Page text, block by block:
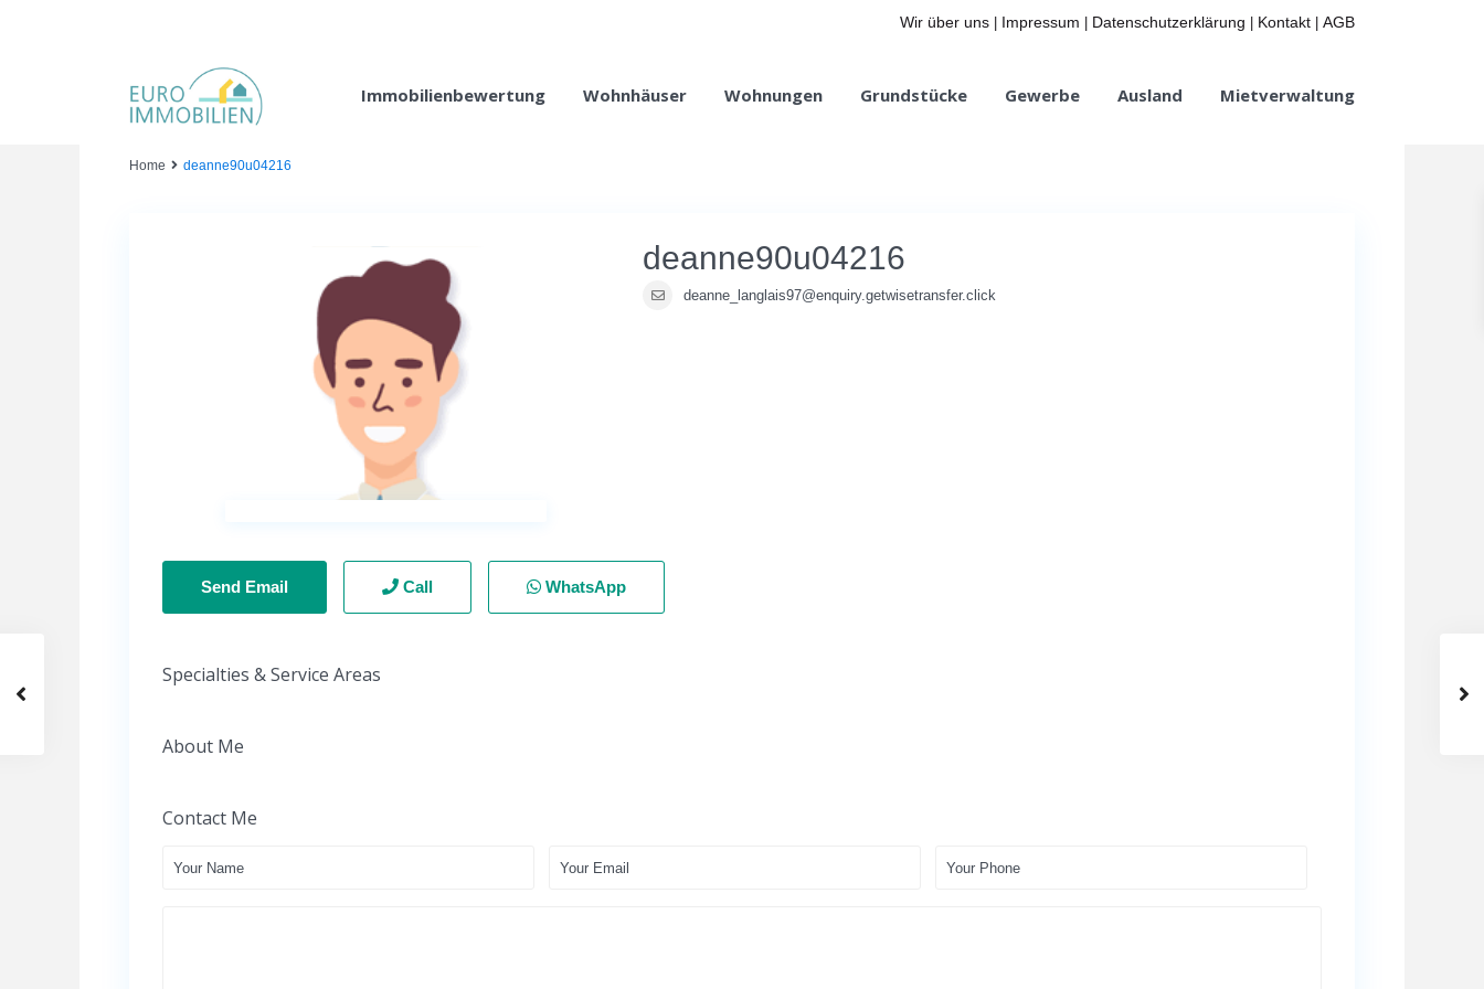
Wir über uns Impressum Datenschutzerklärung Kontakt AGB
Immobilienbewertung Wohnhäuser Wohnungen Grundstücke Gewerbe Ausland Mietverwaltung
Home deanne90u04216
deanne90u04216
deanne_langlais97@enquiry.getwisetransfer.click
Send Email Call WhatsApp
Specialties & Service Areas
About Me
Contact Me